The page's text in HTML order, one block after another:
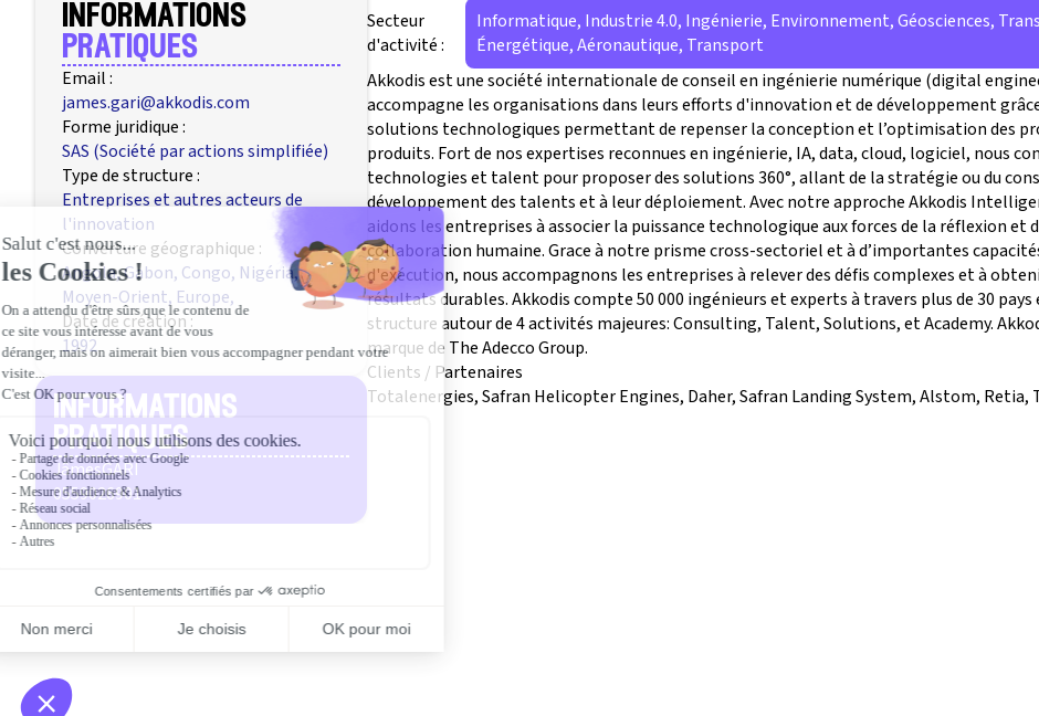
informations
pratiques
Email :
james.gari@akkodis.com
Forme juridique :
SAS (Société par actions simplifiée)
Type de structure :
Entreprises et autres acteurs de
l'innovation
Converture géographique :
Angola, Gabon, Congo, Nigéria,
Moyen-Orient, Europe,
Date de création :
1992
informations
pratiques
JâmesGARI
0559026901
Secteur
d'activité :
Informatique, Industrie 4.0, Ingénierie, Environnement, Géosciences,
Énergétique, Aéronautique, Transport
Akkodis est une société internationale de conseil en ingénierie numérique (digital
accompagne les organisations dans leurs efforts d'innovation et de développement
solutions technologiques permettant de repenser la conception et l’optimisation des
produits. Fort de nos expertises reconnues en ingénierie, IA, data, cloud, logiciel, nous
technologies et talent pour proposer des solutions 360°, allant de la stratégie ou du
développement des talents et à leur déploiement. Avec notre approche Akkodis
aidons les entreprises à associer la puissance technologique aux forces de la réflexion et
collaboration humaine. Grace à notre prisme cross-sectoriel et à d’importantes
d'exécution, nous accompagnons les entreprises à relever des défis complexes et à
résultats durables. Akkodis compte 50 000 ingénieurs et experts à travers plus de 30 pays
structure autour de 4 activités majeures: Consulting, Talent, Solutions, et Academy.
marque de The Adecco Group.
Clients / Partenaires
Totalenergies, Safran Helicopter Engines, Daher, Safran Landing System, Alstom, Retia,